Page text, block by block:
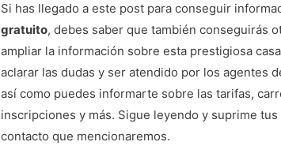
Si has llegado a este post para conseguir
gratuito, debes saber que también conseguirás
ampliar la información sobre esta prestigiosa
aclarar las dudas y ser atendido por los agentes
así como puedes informarte sobre las tarifas,
inscripciones y más. Sigue leyendo y suprime
contacto que mencionaremos.